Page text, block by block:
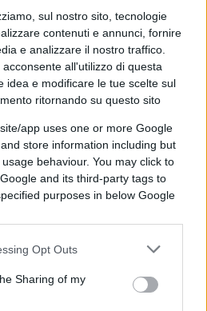
sul nostro sito, tecnologie
contenuti e annunci, fornire
e analizzare il nostro traffico.
all'utilizzo di questa
idea e modificare le tue scelte sul
ritornando su questo sito
app uses one or more Google
store information including but
behaviour. You may click to
and its third-party tags to
purposes in below Google
Opt Outs
Sharing of my
supporto alle esigenze di
sono poi gliasili
sta realizzando
Il primo centro è attivo
anno presso la sede
di Trieste, mentre il
prossimamente proprio
il più grande degli otto
di Fincantieri in Italia.
il l
vivere serenamente la